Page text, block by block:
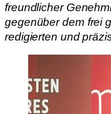
freundlicher
gegenüber dem frei
redigierten und